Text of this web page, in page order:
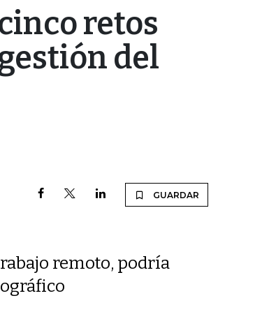
retos
del
GUARDAR
remoto, podría